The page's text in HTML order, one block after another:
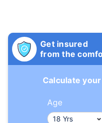
Get insured
from the
Calculate
Age
₹ 434/నెల